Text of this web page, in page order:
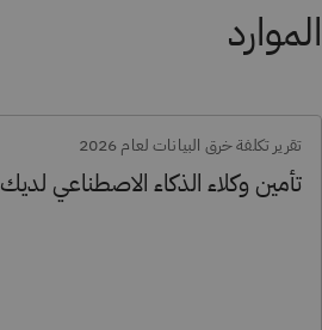
الموارد
تقرير تكلفة خرق البيانات لعام 2026
تأمين وكلاء الذكاء الاصطناعي لديك